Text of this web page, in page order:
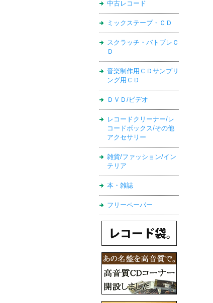
中古レコード
ミックステープ・ＣＤ
スクラッチ・バトブレＣ
Ｄ
音楽制作用ＣＤサンプリ
ング用ＣＤ
ＤＶＤ/ビデオ
レコードクリーナー/レ
コードボックス/その他
アクセサリー
雑貨/ファッション/イン
テリア
本・雑誌
フリーペーパー